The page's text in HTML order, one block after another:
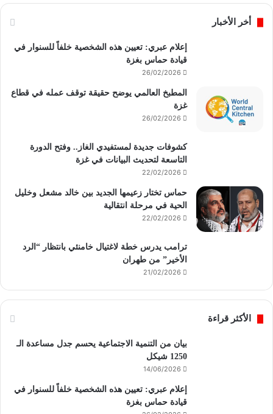
أخر الأخبار
إعلام عبري: تعيين هذه الشخصية خلفاً للسنوار في
قيادة حماس بغزة
26/02/2026
المطبخ العالمي يوضح حقيقة توقف عمله في قطاع
غزة
26/02/2026
كشوفات جديدة لمستفيدي الغاز.. وفتح الدورة
التاسعة لتحديث البيانات في غزة
22/02/2026
حماس تختار زعيمها الجديد بين خالد مشعل وخليل
الحية في مرحلة انتقالية
22/02/2026
ترامب يدرس خطة لاغتيال خامنئي بانتظار “الرد
الأخير” من طهران
21/02/2026
الأكثر قراءة
بيان من التنمية الاجتماعية يحسم جدل مساعدة الـ
1250 شيكل
14/06/2026
إعلام عبري: تعيين هذه الشخصية خلفاً للسنوار في
قيادة حماس بغزة